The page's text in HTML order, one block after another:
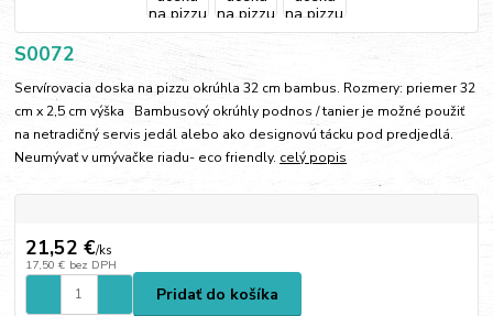
S0072
Servírovacia doska na pizzu okrúhla 32 cm bambus. Rozmery: priemer 32
cm x 2,5 cm výška Bambusový okrúhly podnos / tanier je možné použiť
na netradičný servis jedál alebo ako designovú tácku pod predjedlá.
Neumývať v umývačke riadu- eco friendly. celý popis
21,52 €/ks
17,50 € bez DPH
Pridať do košíka